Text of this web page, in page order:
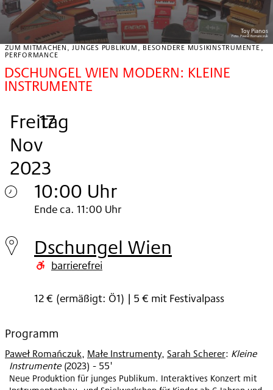
Toy Pianos
Foto:Pawel Romanczuk
ZUM MITMACHEN, JUNGES PUBLIKUM, BESONDERE MUSIKINSTRUMENTE,
PERFORMANCE
DSCHUNGEL WIEN MODERN: KLEINE
INSTRUMENTE
Freitag
, 17
.
Nov
2023
.
10:00 Uhr
Freitag
17.
Nov
Ende ca. 11:00 Uhr
Dschungel Wien
barrierefrei
12 € (ermäßigt: Ö1) | 5 € mit Festivalpass
Programm
Paweł Romańczuk, Małe Instrumenty, Sarah Scherer: Kleine
Instrumente (2023) - 55'
Neue Produktion für junges Publikum. Interaktives Konzert mit